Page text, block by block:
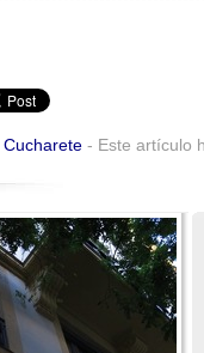
Cucharete - Este artículo